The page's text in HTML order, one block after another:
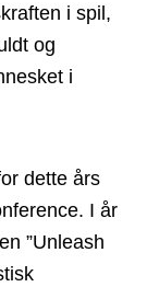
i spil,
og
i
dette års
I år
”Unleash